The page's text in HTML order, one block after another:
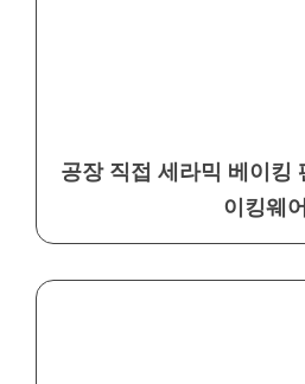
공장 직접 세라믹 베이킹
이킹웨어